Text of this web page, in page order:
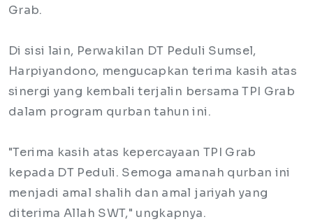
Grab.
Di sisi lain, Perwakilan DT Peduli Sumsel,
Harpiyandono, mengucapkan terima kasih atas
sinergi yang kembali terjalin bersama TPI Grab
dalam program qurban tahun ini.
"Terima kasih atas kepercayaan TPI Grab
kepada DT Peduli. Semoga amanah qurban ini
menjadi amal shalih dan amal jariyah yang
diterima Allah SWT," ungkapnya.